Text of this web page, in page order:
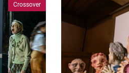
Crossover